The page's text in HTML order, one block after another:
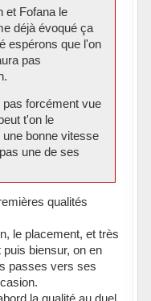
et Fofana le
déjà évoqué ça
espérons que l'on
pas
forcément vue
t'on le
bonne vitesse
une de ses
qualités
le placement, et très
biensur, on en
passes vers ses